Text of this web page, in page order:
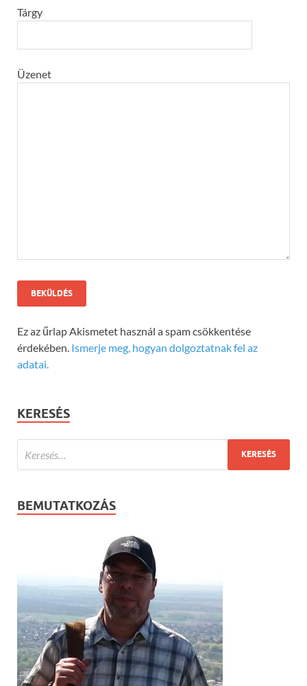
Tárgy
Üzenet
Ez az űrlap Akismetet használ a spam csökkentése
érdekében. Ismerje meg, hogyan dolgoztatnak fel az
adatai.
KERESÉS
BEMUTATKOZÁS